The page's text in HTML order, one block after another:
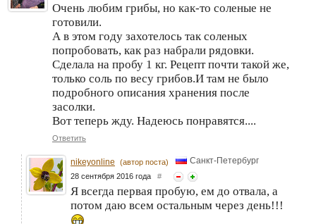
Очень любим грибы, но как-то соленые не
готовили.
А в этом году захотелось так соленых
попробовать, как раз набрали рядовки.
Сделала на пробу 1 кг. Рецепт почти такой же,
только соль по весу грибов.И там не было
подробного описания хранения после
засолки.
Вот теперь жду. Надеюсь понравятся....
Ответить
nikeyonline (автор поста) Санкт-Петербург
28 сентября 2016 года #
Я всегда первая пробую, ем до отвала, а
потом даю всем остальным через день!!!